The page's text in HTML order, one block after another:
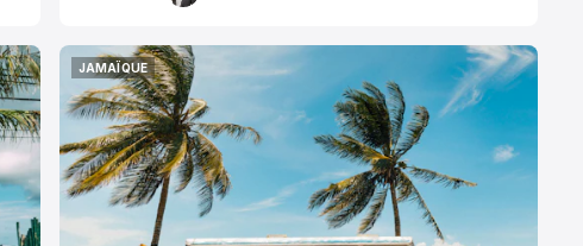
JAMAÏQUE
JAMAÏQUE